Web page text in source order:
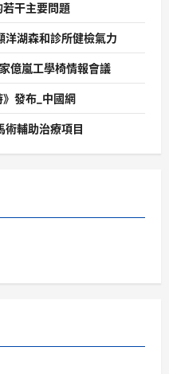
若干主要問題
洋湖森和診所健檢氣力
億嵐工學椅情報會議
發布_中國網
術輔助治療項目